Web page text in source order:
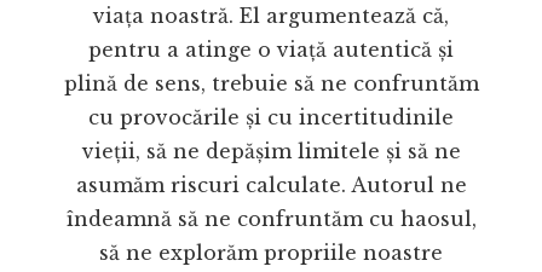
viața noastră. El argumentează că,
pentru a atinge o viață autentică și
plină de sens, trebuie să ne confruntăm
cu provocările și cu incertitudinile
vieții, să ne depășim limitele și să ne
asumăm riscuri calculate. Autorul ne
îndeamnă să ne confruntăm cu haosul,
să ne explorăm propriile noastre